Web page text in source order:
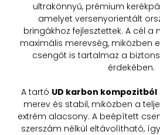
ultrakönnyű, prémium
amelyet versenyorientált
bringákhoz fejlesztettek. A cél a
maximális merevség, miközben
csengőt is tartalmaz a
érdekében.
A tartó UD karbon kompozitból
merev és stabil, miközben a
extrém alacsony. A beépített
szerszám nélkül eltávolítható,